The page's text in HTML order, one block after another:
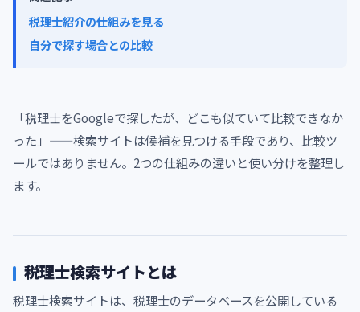
税理士紹介の仕組みを見る
自分で探す場合との比較
「税理士をGoogleで探したが、どこも似ていて比較できなか
った」——検索サイトは候補を見つける手段であり、比較ツ
ールではありません。2つの仕組みの違いと使い分けを整理し
ます。
税理士検索サイトとは
税理士検索サイトは、税理士のデータベースを公開している